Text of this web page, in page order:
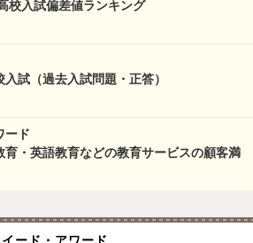
校入試偏差値ランキング
試（過去入試問題・正答）
ード
育・英語教育などの教育サービスの顧客満
イード・アワード